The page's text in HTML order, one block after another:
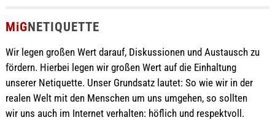
MiGNETIQUETTE
Wir legen großen Wert darauf, Diskussionen und Austausch zu
fördern. Hierbei legen wir großen Wert auf die Einhaltung
unserer Netiquette. Unser Grundsatz lautet: So wie wir in der
realen Welt mit den Menschen um uns umgehen, so sollten
wir uns auch im Internet verhalten: höflich und respektvoll.